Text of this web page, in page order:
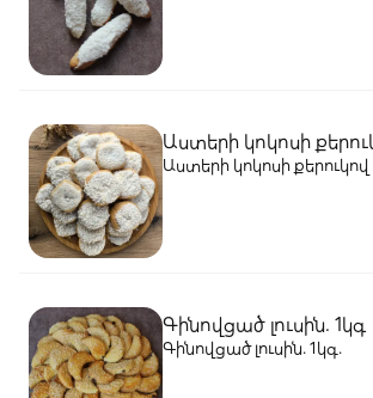
Աստերի կոկոսի
Աստերի կոկոսի քերուկով
Գինովցած լուսին. 1կգ
Գինովցած լուսին. 1կգ․